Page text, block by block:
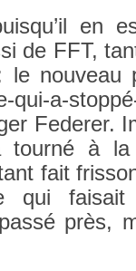
en
de FFT,
le nouveau
qui-a-
Feder­er.
tourné à la
fait
qui
près,